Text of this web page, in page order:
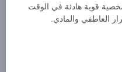
قوية هادئة في الوقت
العاطفي والمادي.